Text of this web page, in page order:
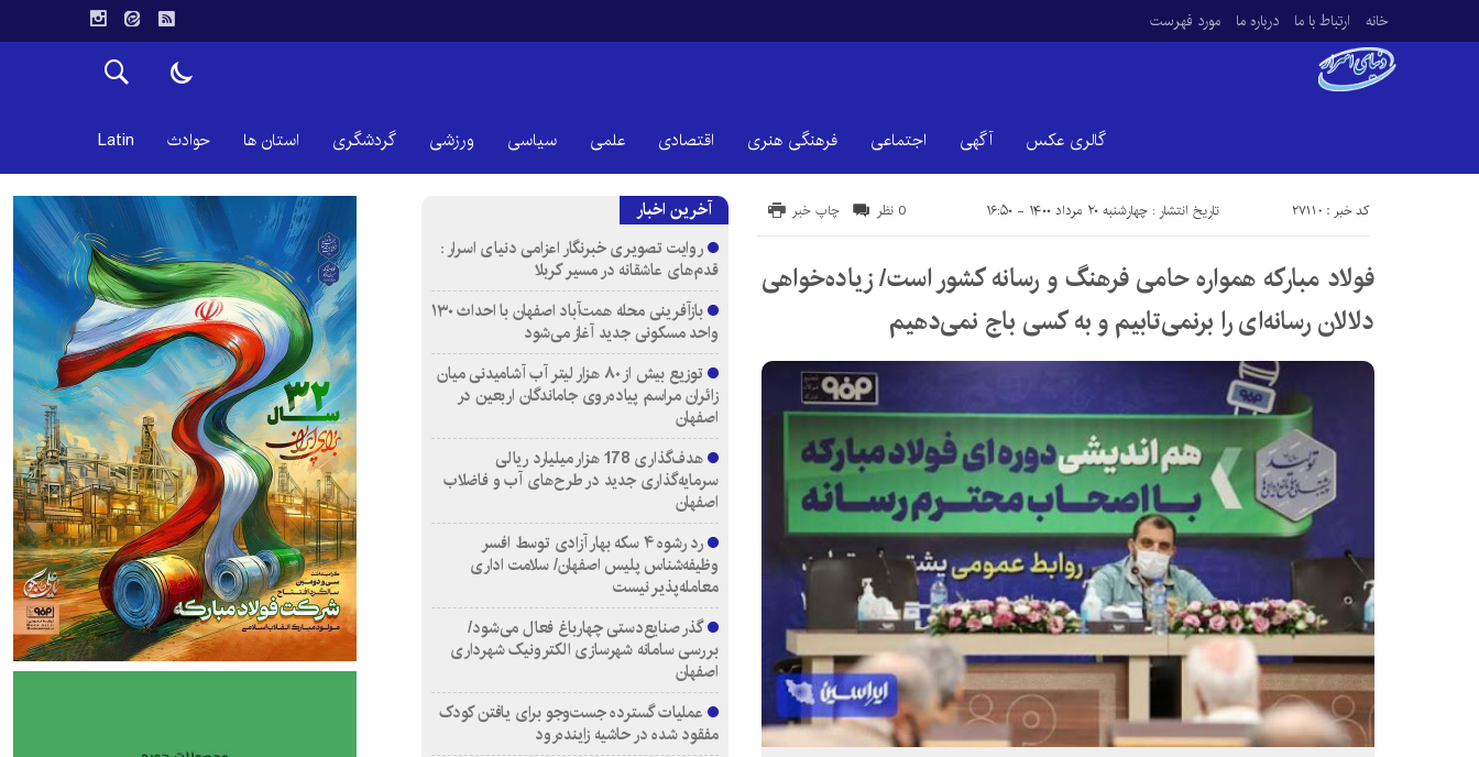
خانه ارتباط با ما درباره ما مورد فهرست
گالری عکس آگهی اجتماعی فرهنگی هنری اقتصادی علمی سیاسی ورزشی گردشگری استان ها حوادث Latin
تاریخ انتشار : چهارشنبه ۲۰ مرداد ۱۴۰۰ - ۱۶:۵۰ کد خبر : 27110 چاپ خبر 0 نظر
فولاد مبارکه همواره حامی فرهنگ و رسانه کشور است/ زیاده‌خواهی
دلالان رسانه‌ای را برنمی‌تابیم و به کسی باج نمی‌دهیم
آخرین اخبار
روایت تصویری خبرنگار اعزامی دنیای اسرار :
قدم‌های عاشقانه در مسیر کربلا
بازآفرینی محله همت‌آباد اصفهان با احداث ۱۳۰
واحد مسکونی جدید آغاز می‌شود
توزیع بیش از ۸۰ هزار لیتر آب آشامیدنی میان
زائران مراسم پیاده‌روی جاماندگان اربعین در
اصفهان
هدف‌گذاری 178 هزار میلیارد ریالی
سرمایه‌گذاری جدید در طرح‌های آب و فاضلاب
اصفهان
رد رشوه ۴ سکه بهار آزادی توسط افسر
وظیفه‌شناس پلیس اصفهان/ سلامت اداری
معامله‌پذیر نیست
گذر صنایع‌دستی چهارباغ فعال می‌شود/
بررسی سامانه شهرسازی الکترونیک شهرداری
اصفهان
عملیات گسترده جست‌وجو برای یافتن کودک
مفقود شده در حاشیه زاینده‌رود